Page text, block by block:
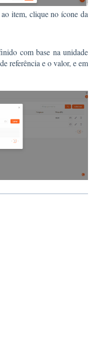
item, clique no ícone da
com base na unidade
referência e o valor, e em